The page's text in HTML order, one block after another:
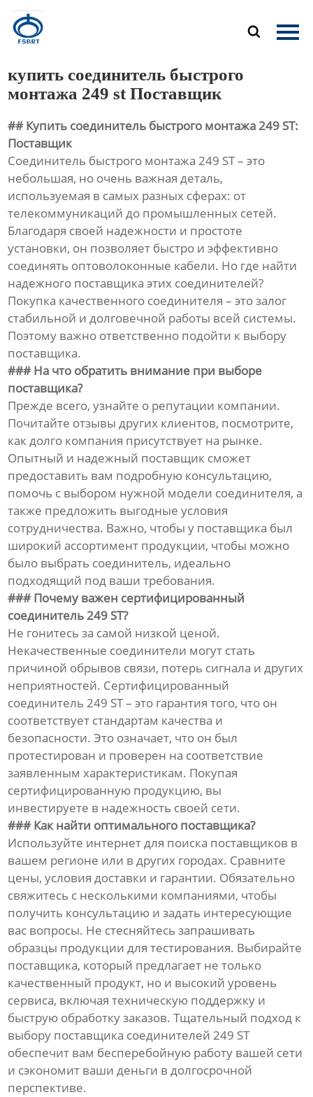

Главная
Новости
Контакты
купить соединитель быстрого
монтажа 249 st Поставщик
## Купить соединитель быстрого монтажа 249 ST:
Поставщик
Соединитель быстрого монтажа 249 ST – это
небольшая, но очень важная деталь,
используемая в самых разных сферах: от
телекоммуникаций до промышленных сетей.
Благодаря своей надежности и простоте
установки, он позволяет быстро и эффективно
соединять оптоволоконные кабели. Но где найти
надежного поставщика этих соединителей?
Покупка качественного соединителя – это залог
стабильной и долговечной работы всей системы.
Поэтому важно ответственно подойти к выбору
поставщика.
### На что обратить внимание при выборе
поставщика?
Прежде всего, узнайте о репутации компании.
Почитайте отзывы других клиентов, посмотрите,
как долго компания присутствует на рынке.
Опытный и надежный поставщик сможет
предоставить вам подробную консультацию,
помочь с выбором нужной модели соединителя, а
также предложить выгодные условия
сотрудничества. Важно, чтобы у поставщика был
широкий ассортимент продукции, чтобы можно
было выбрать соединитель, идеально
подходящий под ваши требования.
### Почему важен сертифицированный
соединитель 249 ST?
Не гонитесь за самой низкой ценой.
Некачественные соединители могут стать
причиной обрывов связи, потерь сигнала и других
неприятностей. Сертифицированный
соединитель 249 ST – это гарантия того, что он
соответствует стандартам качества и
безопасности. Это означает, что он был
протестирован и проверен на соответствие
заявленным характеристикам. Покупая
сертифицированную продукцию, вы
инвестируете в надежность своей сети.
### Как найти оптимального поставщика?
Используйте интернет для поиска поставщиков в
вашем регионе или в других городах. Сравните
цены, условия доставки и гарантии. Обязательно
свяжитесь с несколькими компаниями, чтобы
получить консультацию и задать интересующие
вас вопросы. Не стесняйтесь запрашивать
образцы продукции для тестирования. Выбирайте
поставщика, который предлагает не только
качественный продукт, но и высокий уровень
сервиса, включая техническую поддержку и
быструю обработку заказов. Тщательный подход к
выбору поставщика соединителей 249 ST
обеспечит вам бесперебойную работу вашей сети
и сэкономит ваши деньги в долгосрочной
перспективе.